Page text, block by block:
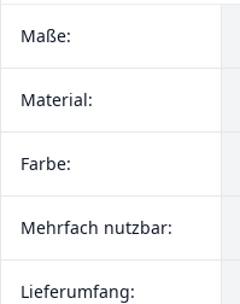
Maße:
Material:
Farbe:
Mehrfach nutzbar:
Lieferumfang: